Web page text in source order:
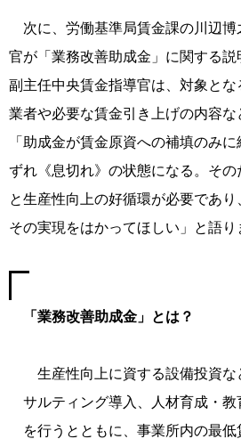
次に、労働基準局賃金課の川辺博
官が「業務改善助成金」に関する説
副主任中央賃金指導官は、対象と
業者や必要な賃金引き上げの内容な
「助成金が賃金原資への補填のみ
ずれ《息切れ》の状態になる。そ
と生産性向上の好循環が必要であ
その実現をはかってほしい」と語り
「業務改善助成金」とは？
生産性向上に資する設備投資な
サルティング導入、人材育成・教
を行うとともに、事業所内の最